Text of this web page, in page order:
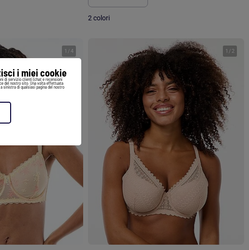
i miei cookie
di servizio clienti (chat e recensioni
del nostro sito. Una volta effettuata
sinistra di qualsiasi pagina del nostro
2 colori
1 /4 1 / 2